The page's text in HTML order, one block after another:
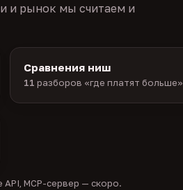
и рынок мы считаем и
Сравнения ниш
11 разборов «где платят больше»
MCP-сервер — скоро.